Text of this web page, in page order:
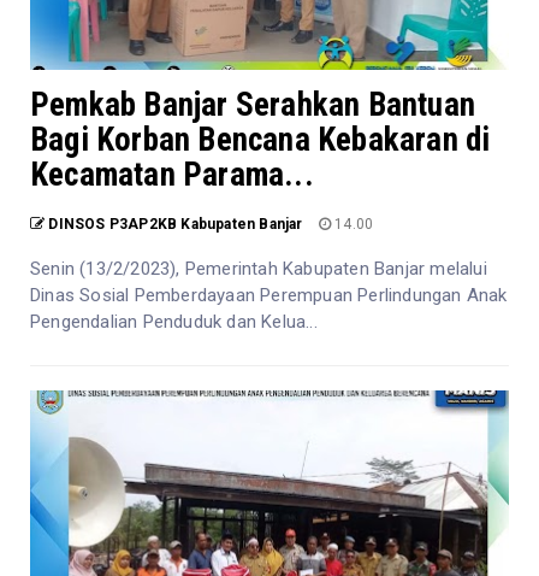
Pemkab Banjar Serahkan Bantuan
Bagi Korban Bencana Kebakaran di
Kecamatan Parama...
DINSOS P3AP2KB Kabupaten Banjar 14.00
Senin (13/2/2023), Pemerintah Kabupaten Banjar melalui
Dinas Sosial Pemberdayaan Perempuan Perlindungan Anak
Pengendalian Penduduk dan Kelua...